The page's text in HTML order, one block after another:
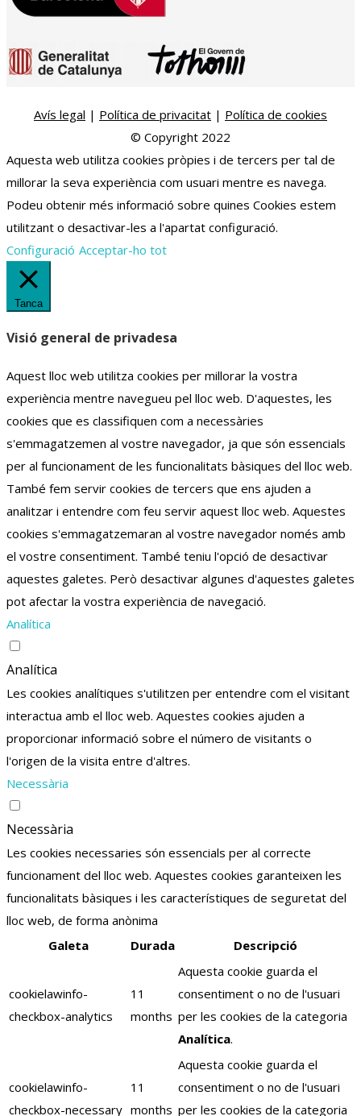
Avís legal | Política de privacitat | Política de cookies
© Copyright 2022
Aquesta web utilitza cookies pròpies i de tercers per tal de
millorar la seva experiència com usuari mentre es navega.
Podeu obtenir més informació sobre quines Cookies estem
utilitzant o desactivar-les a l'apartat configuració.
Configuració Acceptar-ho tot
Tanca
Visió general de privadesa
Aquest lloc web utilitza cookies per millorar la vostra
experiència mentre navegueu pel lloc web. D'aquestes, les
cookies que es classifiquen com a necessàries
s'emmagatzemen al vostre navegador, ja que són essencials
per al funcionament de les funcionalitats bàsiques del lloc web.
També fem servir cookies de tercers que ens ajuden a
analitzar i entendre com feu servir aquest lloc web. Aquestes
cookies s'emmagatzemaran al vostre navegador només amb
el vostre consentiment. També teniu l'opció de desactivar
aquestes galetes. Però desactivar algunes d'aquestes galetes
pot afectar la vostra experiència de navegació.
Analítica
Analítica
Les cookies analítiques s'utilitzen per entendre com el visitant
interactua amb el lloc web. Aquestes cookies ajuden a
proporcionar informació sobre el número de visitants o
l'origen de la visita entre d'altres.
Necessària
Necessària
Les cookies necessaries són essencials per al correcte
funcionament del lloc web. Aquestes cookies garanteixen les
funcionalitats bàsiques i les característiques de seguretat del
lloc web, de forma anònima
Galeta
Durada Descripció
cookielawinfo-
checkbox-analytics
11
months
Aquesta cookie guarda el
consentiment o no de l'usuari
per les cookies de la categoria
Analítica.
cookielawinfo-
checkbox-necessary
11
months
Aquesta cookie guarda el
consentiment o no de l'usuari
per les cookies de la categoria